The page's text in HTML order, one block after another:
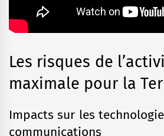
Les risques de
maximale pour la
Impacts sur les
communications